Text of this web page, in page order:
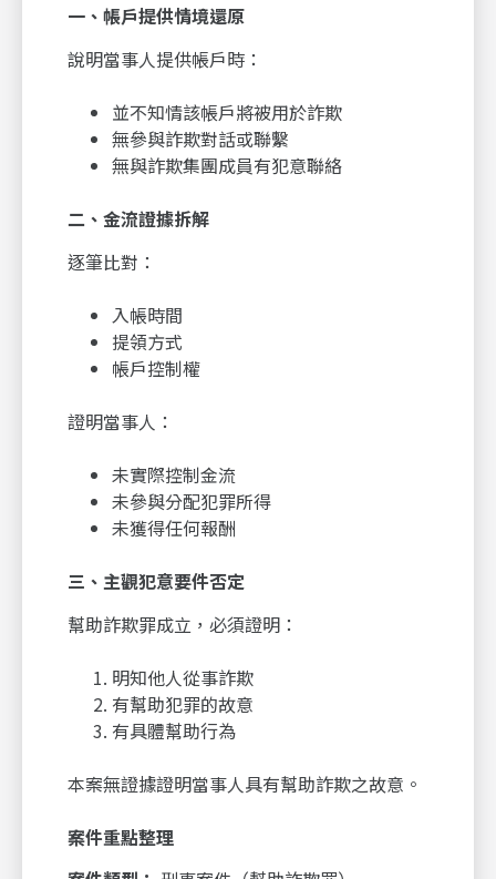
一、帳戶提供情境還原
說明當事人提供帳戶時：
並不知情該帳戶將被用於詐欺
無參與詐欺對話或聯繫
無與詐欺集團成員有犯意聯絡
二、金流證據拆解
逐筆比對：
入帳時間
提領方式
帳戶控制權
證明當事人：
未實際控制金流
未參與分配犯罪所得
未獲得任何報酬
三、主觀犯意要件否定
幫助詐欺罪成立，必須證明：
明知他人從事詐欺
有幫助犯罪的故意
有具體幫助行為
本案無證據證明當事人具有幫助詐欺之故意。
案件重點整理